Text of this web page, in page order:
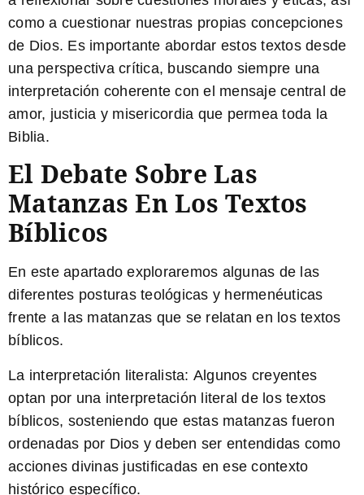
como a cuestionar nuestras propias concepciones
de Dios. Es importante abordar estos textos desde
una perspectiva crítica, buscando siempre una
interpretación coherente con el mensaje central de
amor, justicia y misericordia que permea toda la
Biblia.
El Debate Sobre Las
Matanzas En Los Textos
Bíblicos
En este apartado exploraremos algunas de las
diferentes posturas teológicas y hermenéuticas
frente a las matanzas que se relatan en los textos
bíblicos.
La interpretación literalista: Algunos creyentes
optan por una interpretación literal de los textos
bíblicos, sosteniendo que estas matanzas fueron
ordenadas por Dios y deben ser entendidas como
acciones divinas justificadas en ese contexto
histórico específico.